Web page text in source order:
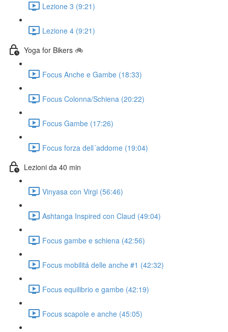
Lezione 3 (9:21)
Lezione 4 (9:21)
Yoga for Bikers 🚲
Focus Anche e Gambe (18:33)
Focus Colonna/Schiena (20:22)
Focus Gambe (17:26)
Focus forza dell´addome (19:04)
Lezioni da 40 min
Vinyasa con Virgi (56:46)
Ashtanga Inspired con Claud (49:04)
Focus gambe e schiena (42:56)
Focus mobilitá delle anche #1 (42:32)
Focus equilibrio e gambe (42:19)
Focus scapole e anche (45:05)